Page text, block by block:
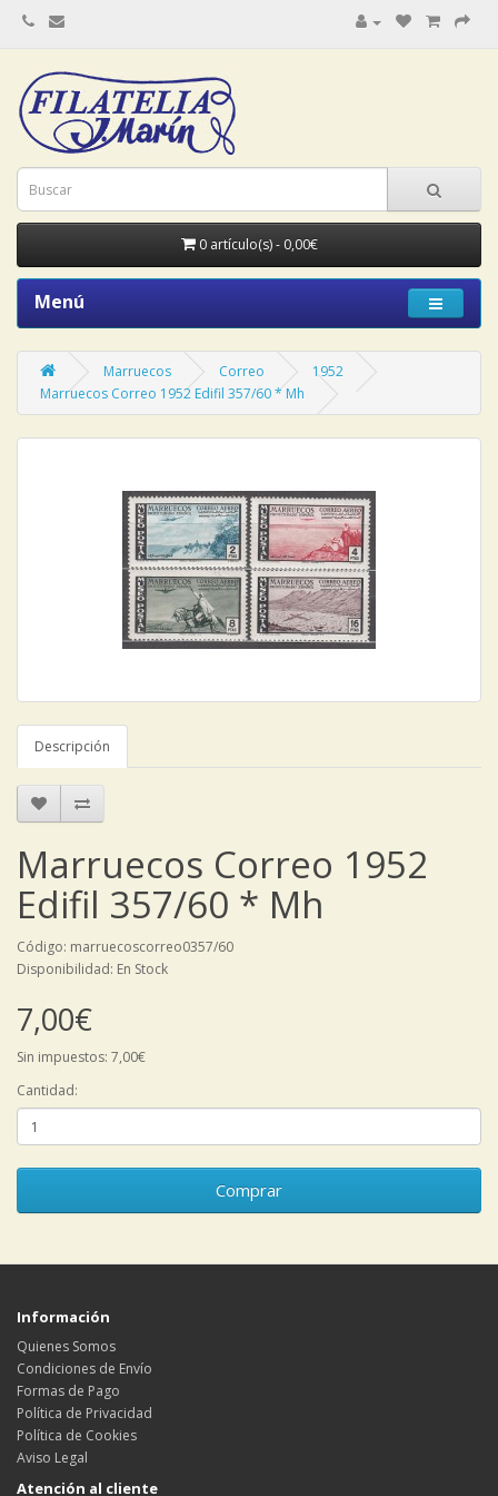
0 artículo(s) - 0,00€
Menú
Marruecos Correo
1952
Marruecos Correo 1952 Edifil 357/60 * Mh
Descripción
Marruecos Correo 1952
Edifil 357/60 * Mh
Código: marruecoscorreo0357/60
Disponibilidad: En Stock
7,00€
Sin impuestos: 7,00€
Cantidad:
Comprar
Información
Quienes Somos
Condiciones de Envío
Formas de Pago
Política de Privacidad
Política de Cookies
Aviso Legal
Atención al cliente